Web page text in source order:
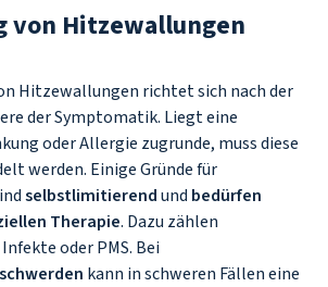
von Hitzewallungen
Hitzewallungen richtet sich nach der
der Symptomatik. Liegt eine
oder Allergie zugrunde, muss diese
werden. Einige Gründe für
selbstlimitierendund bedürfen
Therapie. Dazu zählen
oder PMS. Bei
kann in schweren Fällen eine